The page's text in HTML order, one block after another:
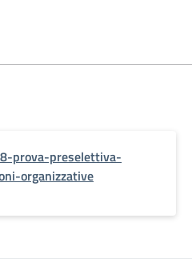
prova-preselettiva-
organizzative